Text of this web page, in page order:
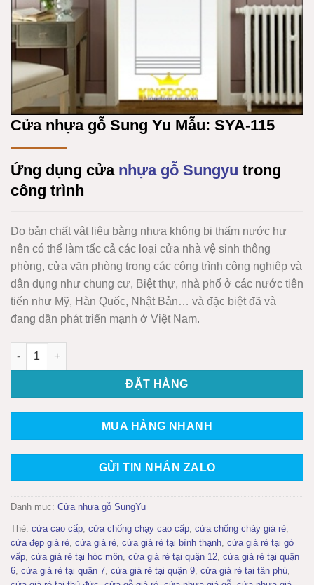
Cửa nhựa gỗ Sung Yu Mẫu: SYA-115
Ứng dụng cửa nhựa gỗ Sungyu trong
công trình
Do bản chất vật liệu bằng nhựa không bị thấm nước hư
nên có thể làm tấc cả các loại cửa nhà vệ sinh thông
phòng, cửa văn phòng trong các công trình công nghiệp và
dân dụng như chung cư, Biệt thự, nhà phố ở các nước tiên
tiến như Mỹ, Hàn Quốc, Nhật Bản… và đặc biệt đã và
đang dần phát triển mạnh ở Việt Nam.
Cửa nhựa gỗ Sung Yu Mẫu: SYA-115 số lượng
ĐẶT HÀNG
MUA HÀNG NHANH
GỬI TIN NHẮN ZALO
Danh mục: Cửa nhựa gỗ SungYu
Thẻ: cửa cao cấp cửa chống chạy cao cấp cửa chống cháy giá rẻ
cửa đẹp giá rẻ cửa giá rẻ cửa giá rẻ tại bình thạnh cửa giá rẻ tại gò
vấp cửa giá rẻ tại hóc môn cửa giá rẻ tại quận 12 cửa giá rẻ tại quận
6 cửa giá rẻ tại quận 7 cửa giá rẻ tại quận 9 cửa giá rẻ tại tân phú